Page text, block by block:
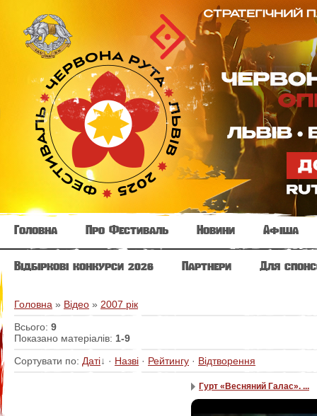
Головна Про Фестиваль Новини Афіша
Відбіркові конкурси 2026 Партнери Для
Головна » Відео » 2007 рік
Всього: 9
Показано матеріалів: 1-9
Сортувати по: Даті↓ · Назві · Рейтингу · Відтворення
Гурт «Весняний Галас». ...